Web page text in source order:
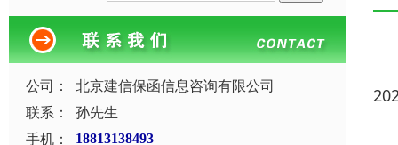
公司：
北京建信保函信息咨询有限公司
联系：
孙先生
手机：
18813138493